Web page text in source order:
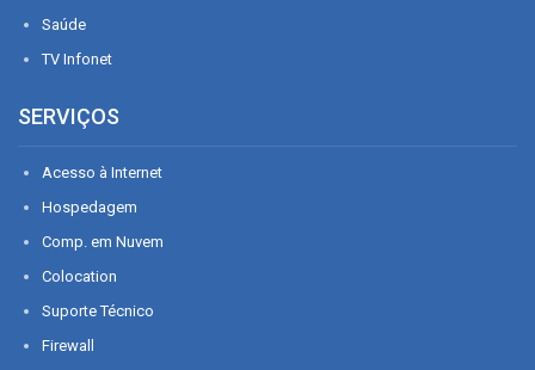
Saúde
TV Infonet
SERVIÇOS
Acesso à Internet
Hospedagem
Comp. em Nuvem
Colocation
Suporte Técnico
Firewall